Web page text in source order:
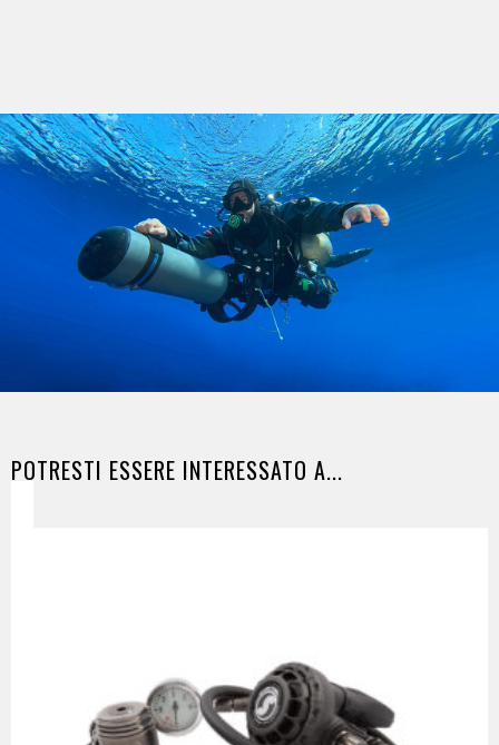
POTRESTI ESSERE INTERESSATO A...